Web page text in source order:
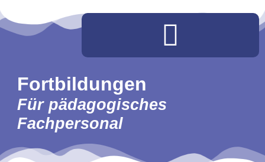
Fortbildungen
Für pädagogisches
Fachpersonal